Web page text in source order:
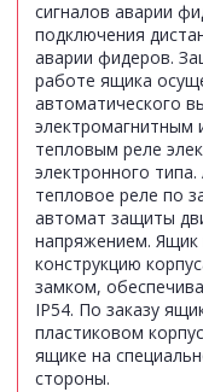
сигналов аварии
подключения
аварии фидеров.
работе ящика
автоматического
электромагнитным
тепловым реле
электронного
тепловое реле по
автомат защиты
напряжением. Ящик
конструкцию
замком,
IP54. По заказу
пластиковом
ящике на
стороны.